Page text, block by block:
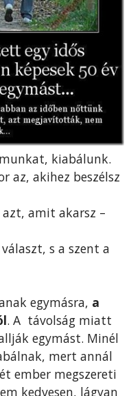
kiabálunk.
az, akihez beszélsz
amit akarsz –
s a szent a
egymásra, a
. A távolság miatt
egymást. Minél
mert annál
ember megszereti
kedvesen, lágyan